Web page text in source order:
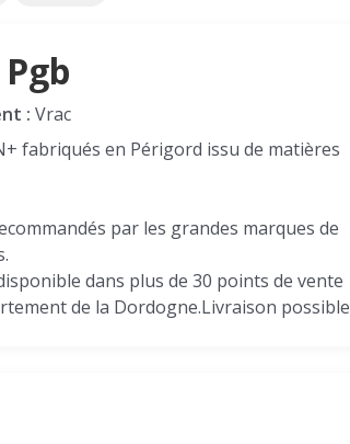
: Vrac
fabriqués en Périgord issu de matières
par les grandes marques de
dans plus de 30 points de vente
de la Dordogne.Livraison possible